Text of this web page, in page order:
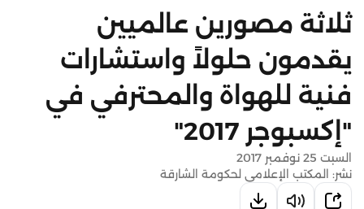
ثلاثة مصورين عالميين
يقدمون حلولاً واستشارات
فنية للهواة والمحترفي في
"إكسبوجر 2017"
السبت 25 نوفمبر 2017
نشر: المكتب الإعلامي لحكومة الشارقة